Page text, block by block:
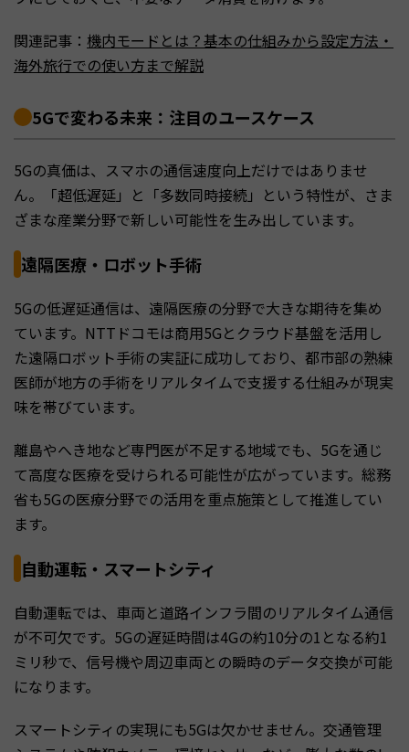
関連記事： 機内モードとは？基本の仕組みから設定方法・
海外旅行での使い方まで解説
5Gで変わる未来：注目のユースケース
5Gの真価は、スマホの通信速度向上だけではありませ
ん。「超低遅延」と「多数同時接続」という特性が、さま
ざまな産業分野で新しい可能性を生み出しています。
遠隔医療・ロボット手術
5Gの低遅延通信は、遠隔医療の分野で大きな期待を集め
ています。NTTドコモは商用5Gとクラウド基盤を活用し
た遠隔ロボット手術の実証に成功しており、都市部の熟練
医師が地方の手術をリアルタイムで支援する仕組みが現実
味を帯びています。
離島やへき地など専門医が不足する地域でも、5Gを通じ
て高度な医療を受けられる可能性が広がっています。総務
省も5Gの医療分野での活用を重点施策として推進してい
ます。
自動運転・スマートシティ
自動運転では、車両と道路インフラ間のリアルタイム通信
が不可欠です。5Gの遅延時間は4Gの約10分の1となる約1
ミリ秒で、信号機や周辺車両との瞬時のデータ交換が可能
になります。
スマートシティの実現にも5Gは欠かせません。交通管理